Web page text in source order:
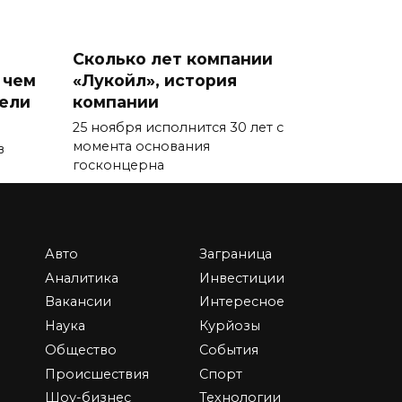
Сколько лет компании
«Лукойл», история
компании
25 ноября исполнится 30 лет с
момента основания
госконцерна
Что будет с нашими
деньгами в 2023 году —
новый прогноз от
Центробанка
Авто
Аналитика
Вакансии
Наука
Общество
Происшествия
Шоу-бизнес
Заграница
Инвестиции
Интересное
Курйозы
События
Спорт
Технологии